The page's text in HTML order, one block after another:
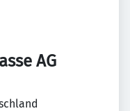
AG